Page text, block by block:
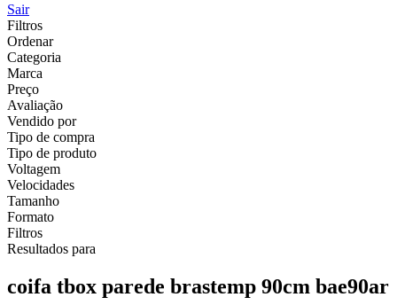
Sair
Filtros
Ordenar
Categoria
Marca
Preço
Avaliação
Vendido por
Tipo de compra
Tipo de produto
Voltagem
Velocidades
Tamanho
Formato
Filtros
Resultados para
coifa tbox parede brastemp 90cm bae90ar